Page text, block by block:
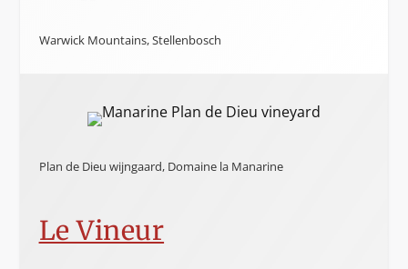
Warwick Mountains, Stellenbosch
Plan de Dieu wijngaard, Domaine la Manarine
Le Vineur